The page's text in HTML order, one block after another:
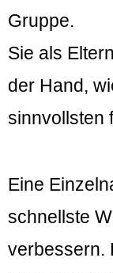
Gruppe.
Sie als
der Hand,
sinnvollsten
Eine
schnellste
verbessern.